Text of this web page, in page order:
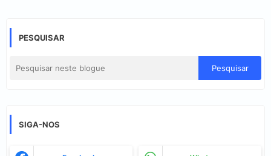
PESQUISAR
SIGA-NOS